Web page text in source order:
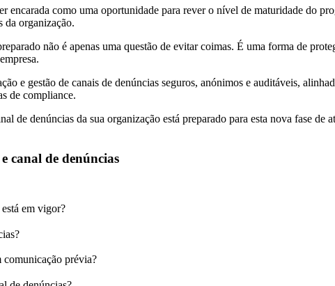
encarada como uma oportunidade para rever o nível de maturidade do
da organização.
não é apenas uma questão de evitar coimas. É uma forma de
e gestão de canais de denúncias seguros, anónimos e auditáveis,
de compliance.
de denúncias da sua organização está preparado para esta nova fase de
canal de denúncias
em vigor?
prévia?